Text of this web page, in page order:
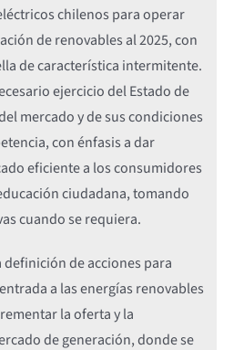
chilenos para operar
de renovables al 2025, con
de característica intermitente.
ejercicio del Estado de
mercado y de sus condiciones
con énfasis a dar
eficiente a los consumidores
ciudadana, tomando
cuando se requiera.
de acciones para
a las energías renovables
la oferta y la
de generación, donde se